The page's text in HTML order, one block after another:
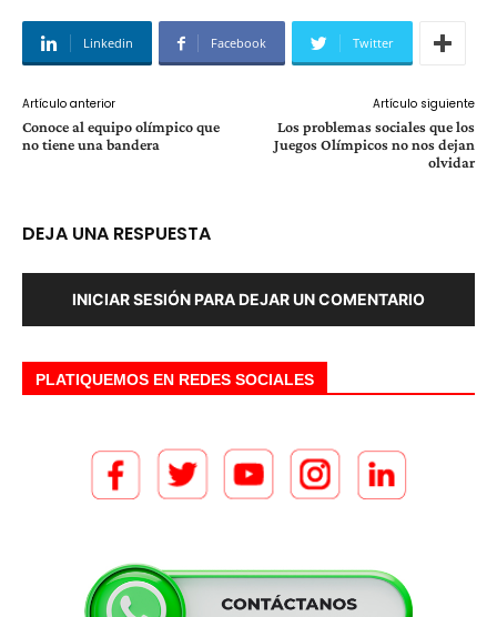
Linkedin Facebook Twitter
Artículo anterior
Conoce al equipo olímpico que
no tiene una bandera
Artículo siguiente
Los problemas sociales que los
Juegos Olímpicos no nos dejan
olvidar
DEJA UNA RESPUESTA
INICIAR SESIÓN PARA DEJAR UN COMENTARIO
PLATIQUEMOS EN REDES SOCIALES